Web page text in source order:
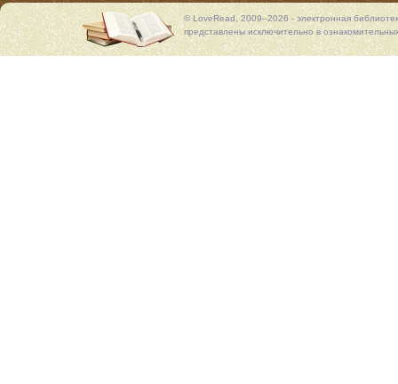
© LoveRead, 2009–2026 - электронная
представлены исключительно в